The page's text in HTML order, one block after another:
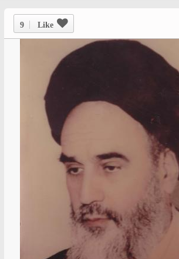
9 Like